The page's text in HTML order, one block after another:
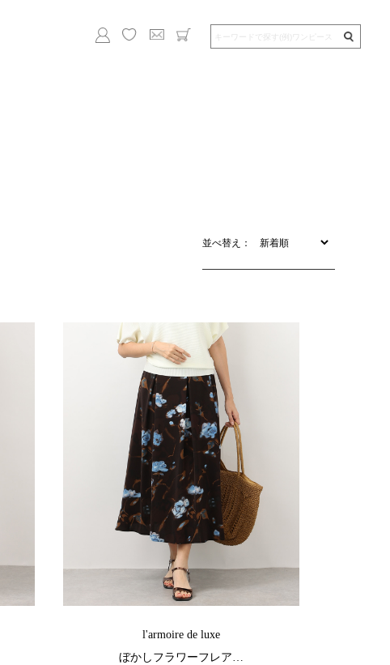
並べ替え：
l'armoire de luxe
ぼかしフラワーフレア…